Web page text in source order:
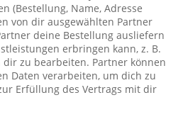
(Bestellung, Name, Adresse
von dir ausgewählten Partner
deine Bestellung ausliefern
erbringen kann, z. B.
dir zu bearbeiten. Partner können
Daten verarbeiten, um dich zu
Erfüllung des Vertrags mit dir